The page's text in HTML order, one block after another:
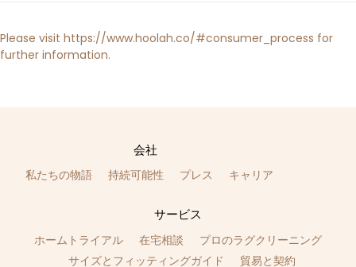
プ
す
Please visit https://www.hoolah.co/#consumer_process for
further information.
会社
私たちの物語 持続可能性 プレス キャリア
サービス
ホームトライアル 在宅相談
プロのラグクリーニング
サイズとフィッティングガイド
貿易と契約